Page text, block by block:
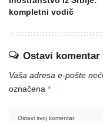
kompletni vodič
Ostavi komentar
Vaša adresa e-pošte
označena *